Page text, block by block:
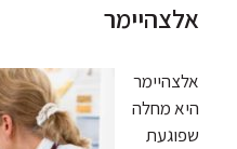
אלצהיימר
אלצהיימר
היא מחלה
שפוגעת